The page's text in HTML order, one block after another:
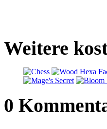
Weitere
0